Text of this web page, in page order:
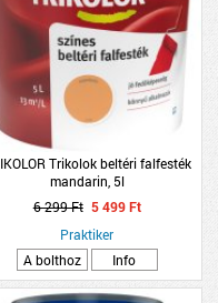
Trikolok beltéri falfesték
mandarin, 5l
6 299 Ft 5 499 Ft
Praktiker
A bolthoz
Info